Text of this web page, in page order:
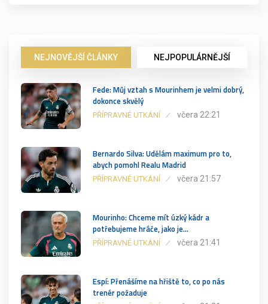
NEJNOVĚJŠÍ ČLÁNKY NEJPOPULÁRNĚJŠÍ
Fede: Můj vztah s Mourinhem je velmi dobrý,
dokonce skvělý
PŘÍPRAVNÉ UTKÁNÍ včera 22:21
Bernardo Silva: Udělám maximum pro to,
abych pomohl Realu Madrid
PŘÍPRAVNÉ UTKÁNÍ včera 21:57
Mourinho: Chceme mít úzký kádr a
potřebujeme hráče, jako je…
PŘÍPRAVNÉ UTKÁNÍ včera 21:41
Espí: Přenášíme na hřiště to, co po nás
trenér požaduje